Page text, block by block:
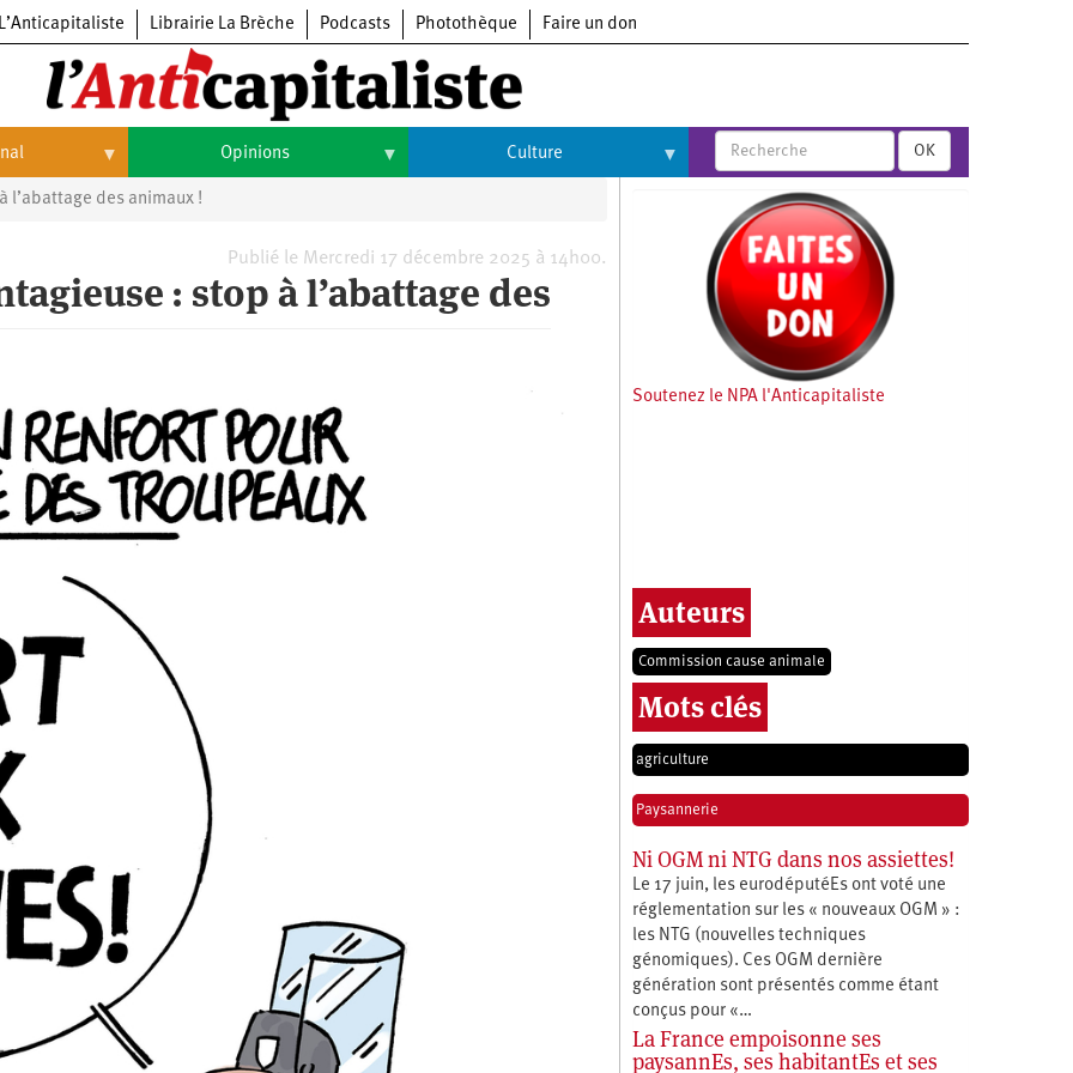
L’Anticapitaliste Librairie La Brèche Podcasts Photothèque Faire un don
Opinions
Opinions
Culture
Arts
Cinéma
OK
l’abattage des animaux !
Publié le Mercredi 17 décembre 2025 à 14h00.
: stop à l’abattage des
Soutenez le NPA l'Anticapitaliste
Auteurs
Commission cause animale
Mots clés
agriculture
Paysannerie
Ni OGM ni NTG dans nos assiettes!
Le 17 juin, les eurodéputéEs ont voté une
réglementation sur les « nouveaux OGM » :
les NTG (nouvelles techniques
génomiques). Ces OGM dernière
génération sont présentés comme étant
conçus pour «…
La France empoisonne ses
paysannEs, ses habitantEs et ses